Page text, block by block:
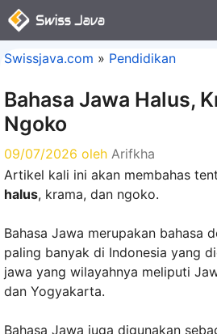
Langsung
ke
Swissjava.com » Pendidikan
Bahasa Jawa Halus,
Ngoko
09/07/2026 oleh Arifkha
Artikel kali ini akan membahas
halus, krama, dan ngoko.
Bahasa Jawa merupakan bahasa
paling banyak di Indonesia yang
jawa yang wilayahnya meliputi
dan Yogyakarta.
Bahasa Jawa juga digunakan